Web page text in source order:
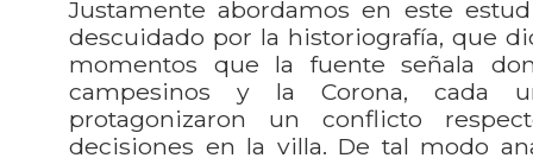
Justamente abordamos en este
descuidado por la historiografía, que
momentos que la fuente señala
campesinos y la Corona, cada
protagonizaron un conflicto
decisiones en la villa. De tal modo